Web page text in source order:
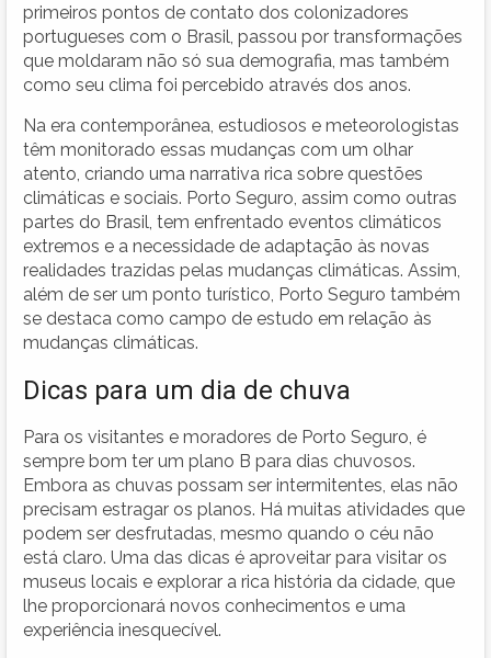
primeiros pontos de contato dos colonizadores
portugueses com o Brasil, passou por transformações
que moldaram não só sua demografia, mas também
como seu clima foi percebido através dos anos.
Na era contemporânea, estudiosos e meteorologistas
têm monitorado essas mudanças com um olhar
atento, criando uma narrativa rica sobre questões
climáticas e sociais. Porto Seguro, assim como outras
partes do Brasil, tem enfrentado eventos climáticos
extremos e a necessidade de adaptação às novas
realidades trazidas pelas mudanças climáticas. Assim,
além de ser um ponto turístico, Porto Seguro também
se destaca como campo de estudo em relação às
mudanças climáticas.
Dicas para um dia de chuva
Para os visitantes e moradores de Porto Seguro, é
sempre bom ter um plano B para dias chuvosos.
Embora as chuvas possam ser intermitentes, elas não
precisam estragar os planos. Há muitas atividades que
podem ser desfrutadas, mesmo quando o céu não
está claro. Uma das dicas é aproveitar para visitar os
museus locais e explorar a rica história da cidade, que
lhe proporcionará novos conhecimentos e uma
experiência inesquecível.